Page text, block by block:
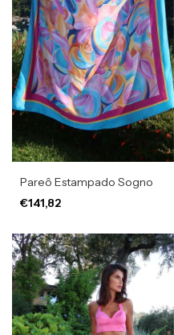
Pareô Estampado Sogno
€141,82